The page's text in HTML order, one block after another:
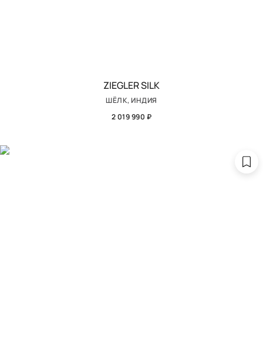
ZIEGLER SILK
ШЁЛК, ИНДИЯ
2 019 990 ₽